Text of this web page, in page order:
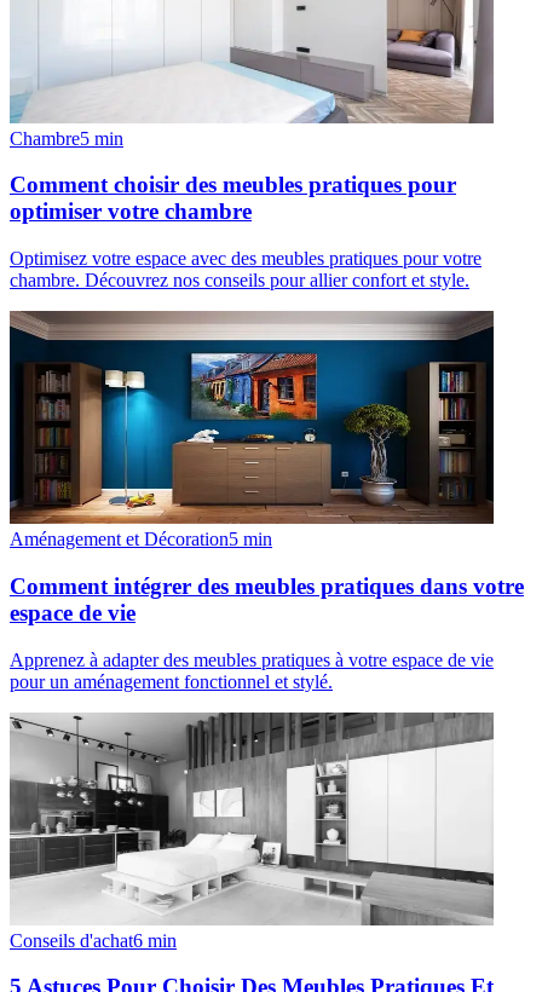
Chambre5 min
Comment choisir des meubles pratiques pour
optimiser votre chambre
Optimisez votre espace avec des meubles pratiques pour votre
chambre. Découvrez nos conseils pour allier confort et style.
Aménagement et Décoration5 min
Comment intégrer des meubles pratiques dans votre
espace de vie
Apprenez à adapter des meubles pratiques à votre espace de vie
pour un aménagement fonctionnel et stylé.
Conseils d'achat6 min
5 Astuces Pour Choisir Des Meubles Pratiques Et